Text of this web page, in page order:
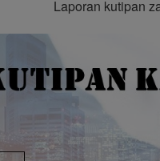
Laporan kutipan